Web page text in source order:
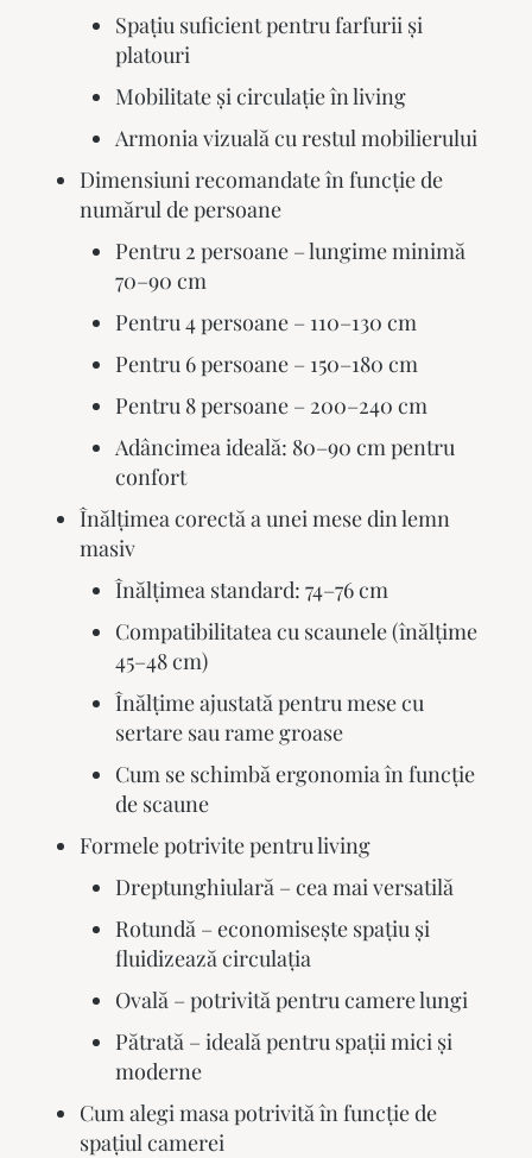
Spațiu suficient pentru farfurii și
platouri
Mobilitate și circulație în living
Armonia vizuală cu restul mobilierului
Dimensiuni recomandate în funcție de
numărul de persoane
Pentru 2 persoane – lungime minimă
70–90 cm
Pentru 4 persoane – 110–130 cm
Pentru 6 persoane – 150–180 cm
Pentru 8 persoane – 200–240 cm
Adâncimea ideală: 80–90 cm pentru
confort
Înălțimea corectă a unei mese din lemn
masiv
Înălțimea standard: 74–76 cm
Compatibilitatea cu scaunele (înălțime
45–48 cm)
Înălțime ajustată pentru mese cu
sertare sau rame groase
Cum se schimbă ergonomia în funcție
de scaune
Formele potrivite pentru living
Dreptunghiulară – cea mai versatilă
Rotundă – economisește spațiu și
fluidizează circulația
Ovală – potrivită pentru camere lungi
Pătrată – ideală pentru spații mici și
moderne
Cum alegi masa potrivită în funcție de
spațiul camerei